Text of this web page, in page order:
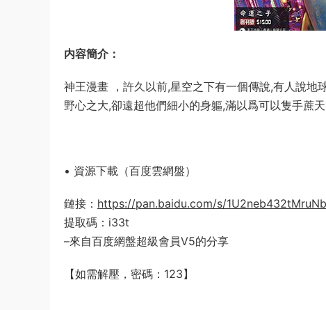
内容簡介：
神王漫畫 ，許久以前,星空之下有一個傳說,有人說
野心之大,卻遠超他們細小的身軀,滿以爲可以隻手蔗
• 資源下載（百度雲網盤）
鏈接： https://pan.baidu.com/s/
提取碼：i33t
–來自百度網盤超級會員V5的分享
【如需解壓，密碼：123】